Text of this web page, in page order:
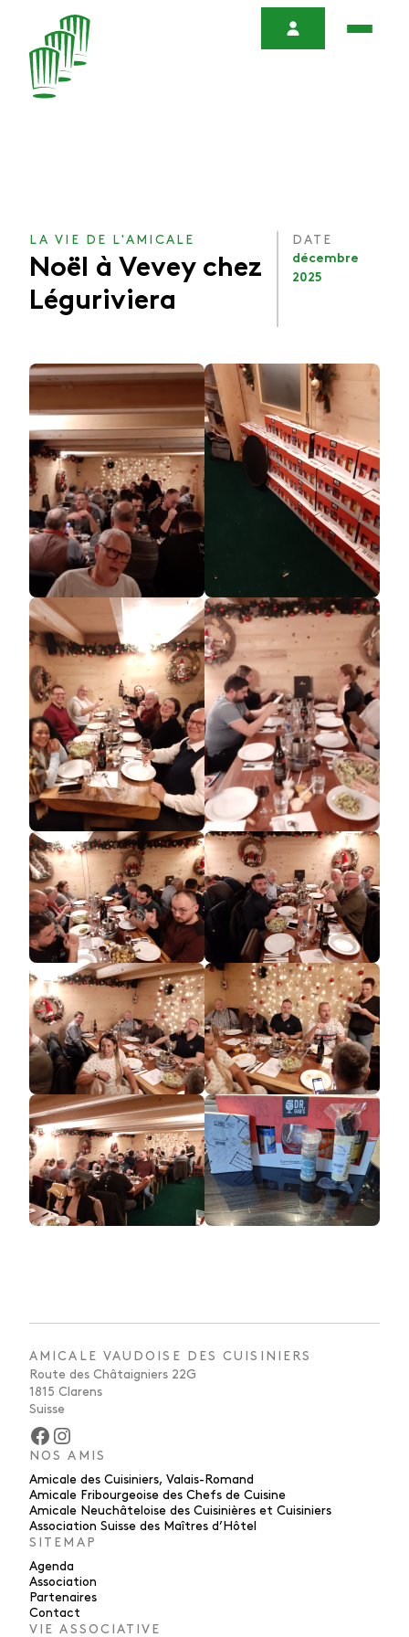
LA VIE DE L'AMICALE
Noël à Vevey chez
Léguriviera
DATE
décembre
2025
AMICALE VAUDOISE DES CUISINIERS
Route des Châtaigniers 22G
1815 Clarens
Suisse
Facebook Instagram
NOS AMIS
Amicale des Cuisiniers, Valais-Romand
Amicale Fribourgeoise des Chefs de Cuisine
Amicale Neuchâteloise des Cuisinières et Cuisiniers
Association Suisse des Maîtres d’Hôtel
SITEMAP
Agenda
Association
Partenaires
Contact
VIE ASSOCIATIVE